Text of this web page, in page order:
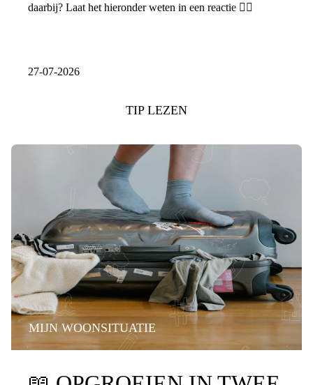
daarbij? Laat het hieronder weten in een reactie 👇🏼
27-07-2026
TIP LEZEN
MIJN WOONSITUATIE